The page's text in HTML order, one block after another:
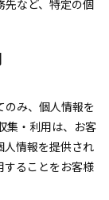
先など、特定の個
のみ、個人情報を
集・利用は、お客
人情報を提供され
することをお客様